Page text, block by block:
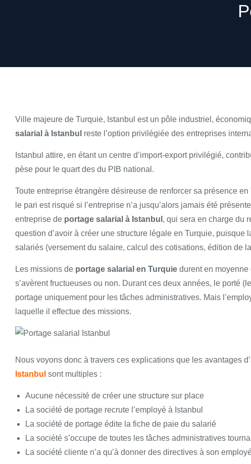
Ville majeure de Turquie, Istanbul est un pôle industriel,
salarial à Istanbul reste l’option privilégiée des entreprises
Istanbul attire, en étant un centre d’import-export privilégié,
pèse pour le quart des du PIB national.
Toute entreprise étrangère désireuse de renforcer sa présence
le pari est risqué si l’entreprise n’a jusqu’alors jamais été
entreprise de portage salarial à Istanbul , qui sera en charge du
question d’avoir à créer une structure légale en Turquie, puisque
salariés (versement du salaire, calcul des cotisations, édition de
Les missions de portage salarial en Turquie durent en
s’avèrent fructueuses ou non. Durant ces deux années, le porté
portage uniquement pour les tâches administratives. Mais
laquelle il effectue des missions.
Nous voyons donc à travers ces explications que les avantages
Istanbul sont multiples :
Aucune nécessité de créer une structure sur place
La société de portage recrute l’employé à Istanbul
La société de portage édite la fiche de paie du salarié
La société s’occupe de toutes les tâches administratives
La société cliente n’a qu’à donner des directives à son